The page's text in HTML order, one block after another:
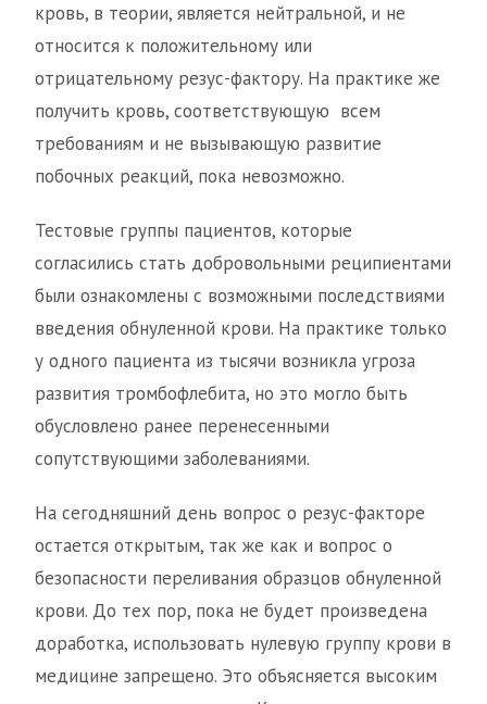
кровь, в теории, является нейтральной, и не
относится к положительному или
отрицательному резус-фактору. На практике же
получить кровь, соответствующую всем
требованиям и не вызывающую развитие
побочных реакций, пока невозможно.
Тестовые группы пациентов, которые
согласились стать добровольными реципиентами
были ознакомлены с возможными последствиями
введения обнуленной крови. На практике только
у одного пациента из тысячи возникла угроза
развития тромбофлебита, но это могло быть
обусловлено ранее перенесенными
сопутствующими заболеваниями.
На сегодняшний день вопрос о резус-факторе
остается открытым, так же как и вопрос о
безопасности переливания образцов обнуленной
крови. До тех пор, пока не будет произведена
доработка, использовать нулевую группу крови в
медицине запрещено. Это объясняется высоким